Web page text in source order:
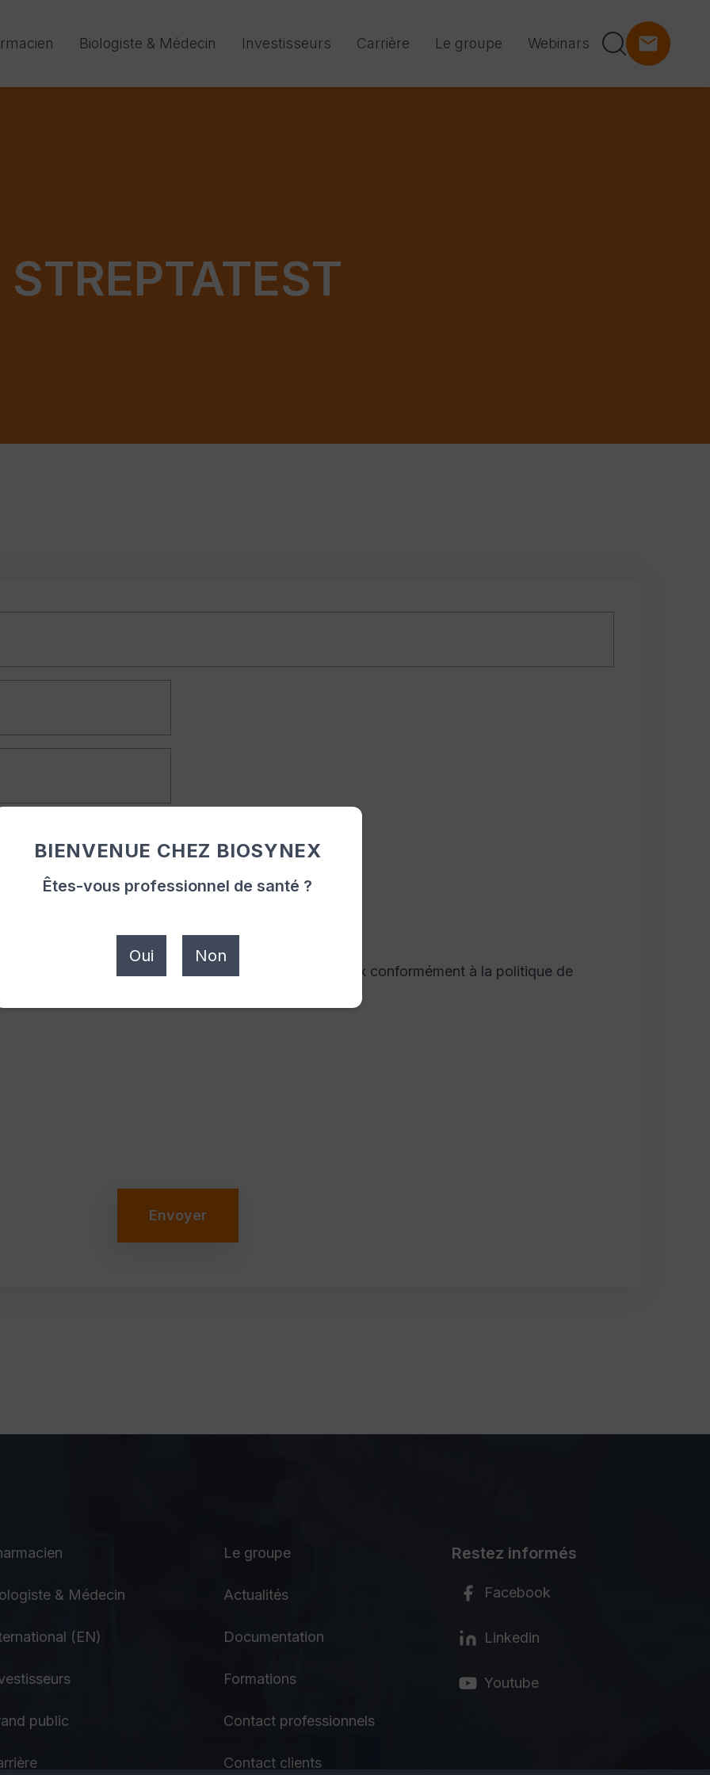
Biologiste & Médecin Investisseurs Carrière Le groupe Webinars
STREPTATEST
collectées ci-dessus soient utilisées par Biosynex conformément à la politique de
& Médecin
(EN)
public
Le groupe
Actualités
Documentation
Formations
Contact professionnels
Contact clients
Restez informés
Facebook
Linkedin
Youtube
BIENVENUE CHEZ BIOSYNEX
Êtes-vous professionnel de santé ?
Oui Non